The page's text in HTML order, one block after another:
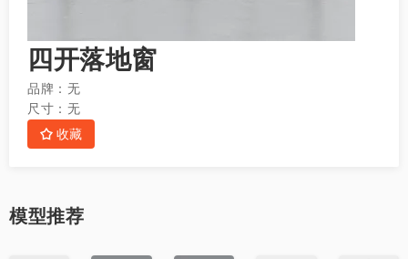
四开落地窗
品牌： 无
尺寸： 无
收藏
模型推荐